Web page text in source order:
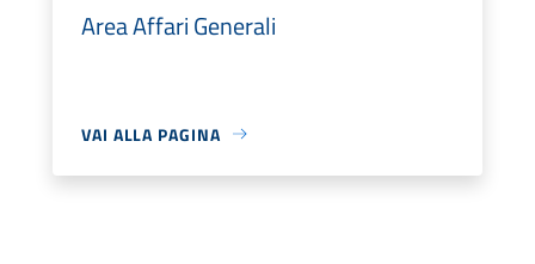
Area Affari Generali
VAI ALLA PAGINA